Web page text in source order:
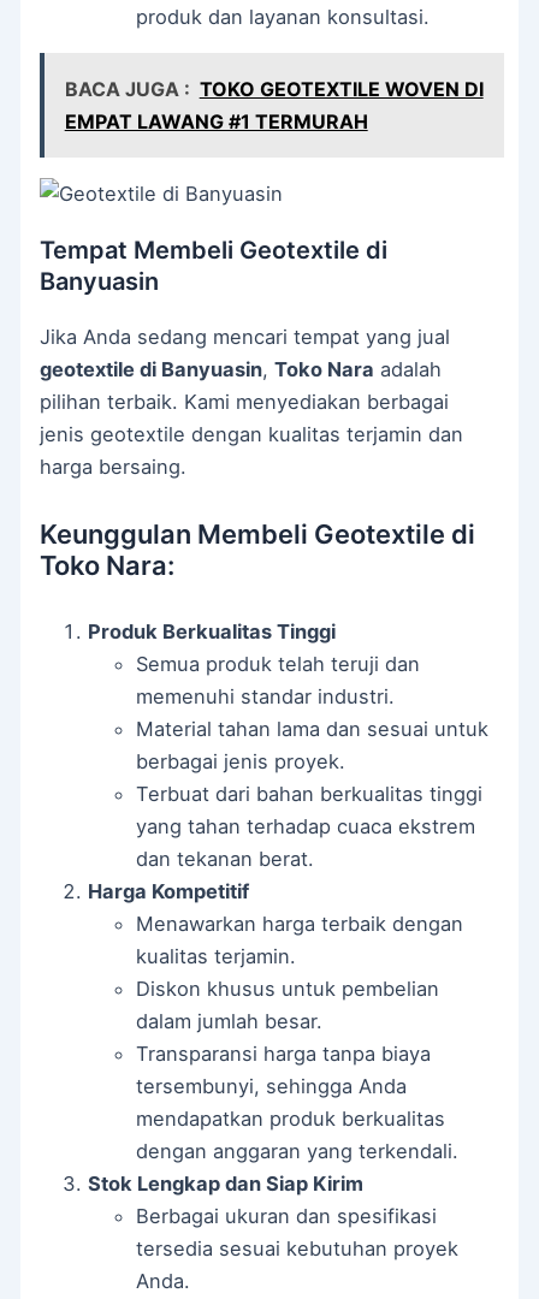
produk dan layanan konsultasi.
BACA JUGA : TOKO GEOTEXTILE WOVEN DI
EMPAT LAWANG #1 TERMURAH
Tempat Membeli Geotextile di
Banyuasin
Jika Anda sedang mencari tempat yang jual
geotextile di Banyuasin,Toko Nara adalah
pilihan terbaik. Kami menyediakan berbagai
jenis geotextile dengan kualitas terjamin dan
harga bersaing.
Keunggulan Membeli Geotextile di
Toko Nara:
Produk Berkualitas Tinggi
Semua produk telah teruji dan
memenuhi standar industri.
Material tahan lama dan sesuai untuk
berbagai jenis proyek.
Terbuat dari bahan berkualitas tinggi
yang tahan terhadap cuaca ekstrem
dan tekanan berat.
Harga Kompetitif
Menawarkan harga terbaik dengan
kualitas terjamin.
Diskon khusus untuk pembelian
dalam jumlah besar.
Transparansi harga tanpa biaya
tersembunyi, sehingga Anda
mendapatkan produk berkualitas
dengan anggaran yang terkendali.
Stok Lengkap dan Siap Kirim
Berbagai ukuran dan spesifikasi
tersedia sesuai kebutuhan proyek
Anda.